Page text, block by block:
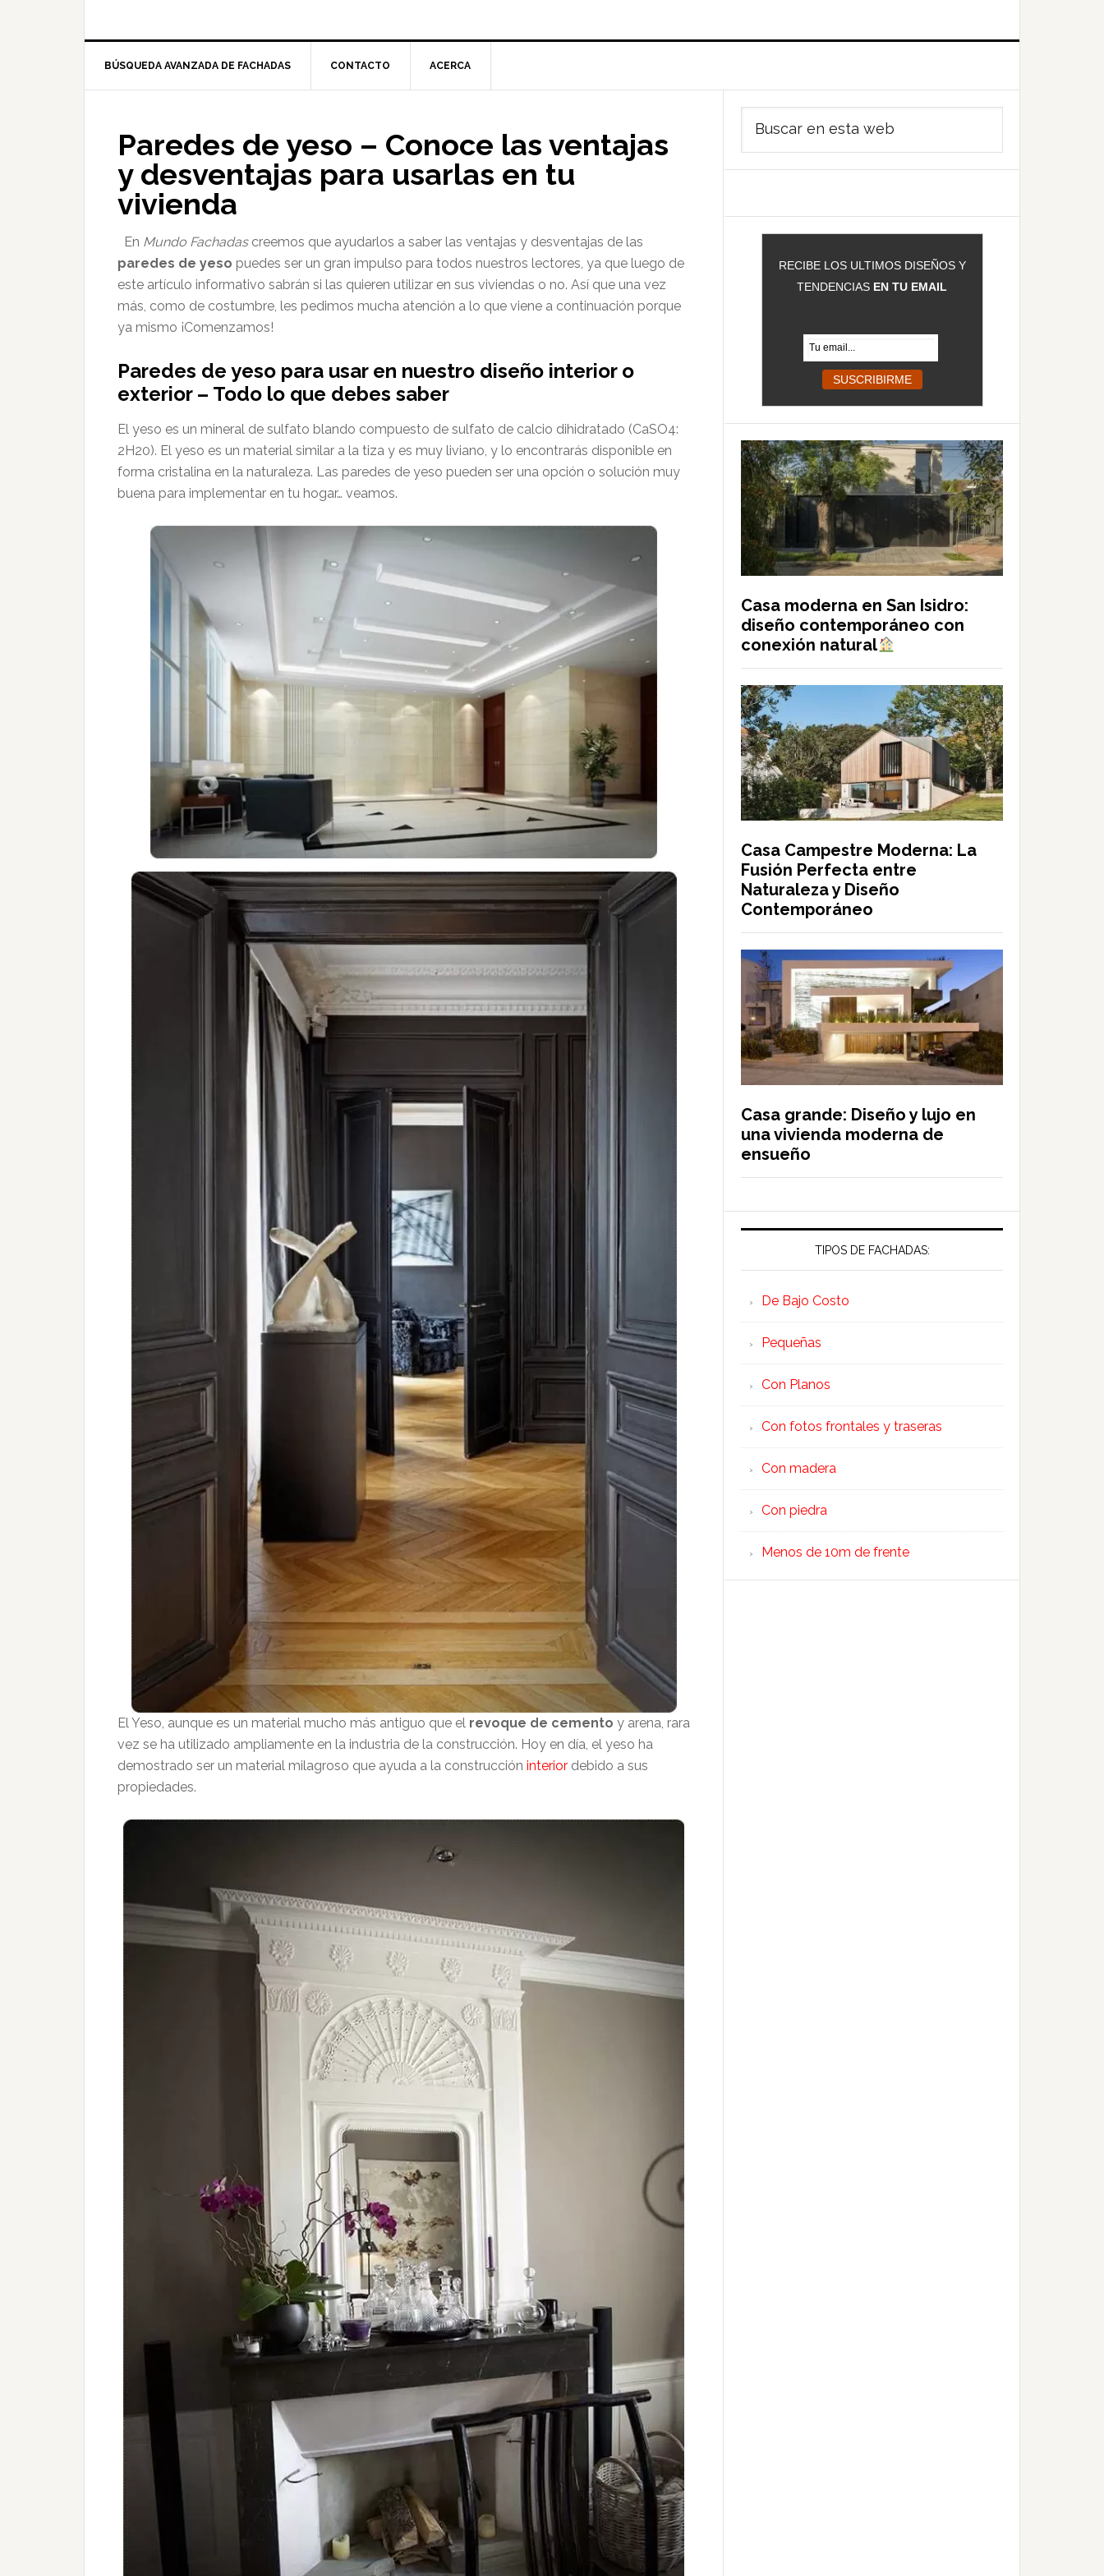
BÚSQUEDA AVANZADA DE FACHADAS CONTACTO ACERCA
Paredes de yeso – Conoce las ventajas
y desventajas para usarlas en tu
vivienda
En Mundo Fachadascreemos que ayudarlos a saber las ventajas y desventajas de las
paredes de yeso puedes ser un gran impulso para todos nuestros lectores, ya que luego de
este artículo informativo sabrán si las quieren utilizar en sus viviendas o no. Así que una vez
más, como de costumbre, les pedimos mucha atención a lo que viene a continuación porque
ya mismo ¡Comenzamos!
Paredes de yeso para usar en nuestro diseño interior o
exterior – Todo lo que debes saber
El yeso es un mineral de sulfato blando compuesto de sulfato de calcio dihidratado (CaSO4:
2H20). El yeso es un material similar a la tiza y es muy liviano, y lo encontrarás disponible en
forma cristalina en la naturaleza. Las paredes de yeso pueden ser una opción o solución muy
buena para implementar en tu hogar… veamos.
El Yeso, aunque es un material mucho más antiguo que el revoque de cemento y arena, rara
vez se ha utilizado ampliamente en la industria de la construcción. Hoy en día, el yeso ha
demostrado ser un material milagroso que ayuda a la construcción interior debido a sus
propiedades.
Barra
lateral
principal
RECIBE LOS ULTIMOS DISEÑOS Y
TENDENCIAS EN TU EMAIL
Casa moderna en San Isidro:
diseño contemporáneo con
conexión natural
Casa Campestre Moderna: La
Fusión Perfecta entre
Naturaleza y Diseño
Contemporáneo
Casa grande: Diseño y lujo en
una vivienda moderna de
ensueño
TIPOS DE FACHADAS:
De Bajo Costo
Pequeñas
Con Planos
Con fotos frontales y traseras
Con madera
Con piedra
Menos de 10m de frente